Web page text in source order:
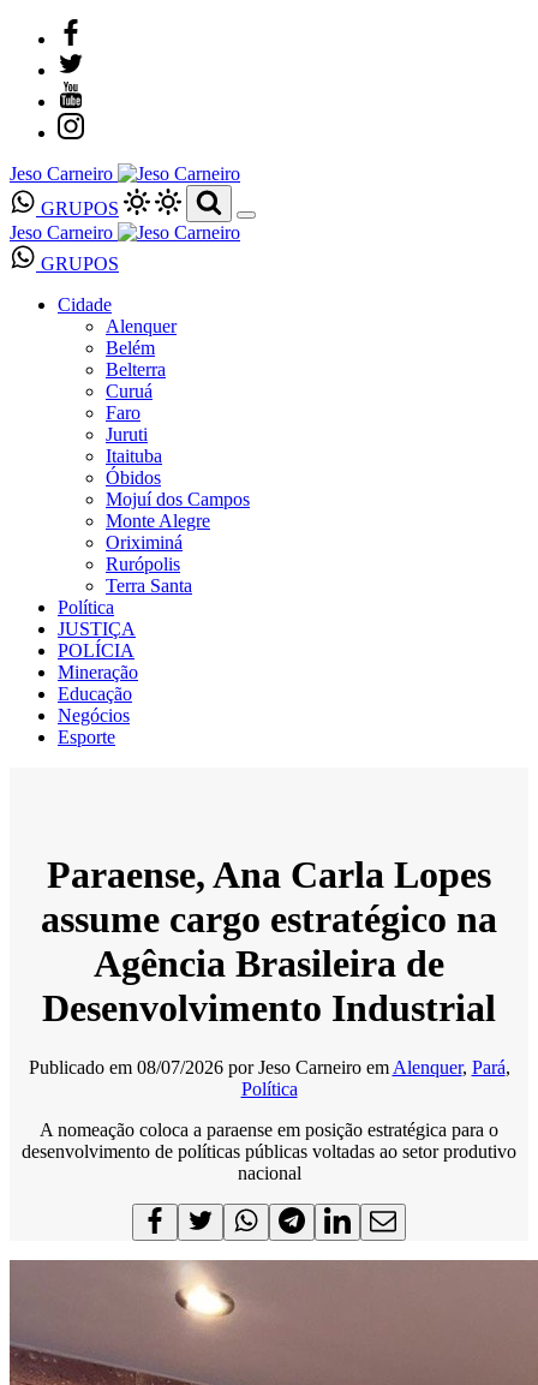
Jeso Carneiro
GRUPOS
Jeso Carneiro
GRUPOS
Cidade
Alenquer
Belém
Belterra
Curuá
Faro
Juruti
Itaituba
Óbidos
Mojuí dos Campos
Monte Alegre
Oriximiná
Rurópolis
Terra Santa
Política
JUSTIÇA
POLÍCIA
Mineração
Educação
Negócios
Esporte
Paraense, Ana Carla Lopes
assume cargo estratégico na
Agência Brasileira de
Desenvolvimento Industrial
Publicado em 08/07/2026 porJeso Carneiro em Alenquer, Pará,
Política
A nomeação coloca a paraense em posição estratégica para o
desenvolvimento de políticas públicas voltadas ao setor produtivo
nacional